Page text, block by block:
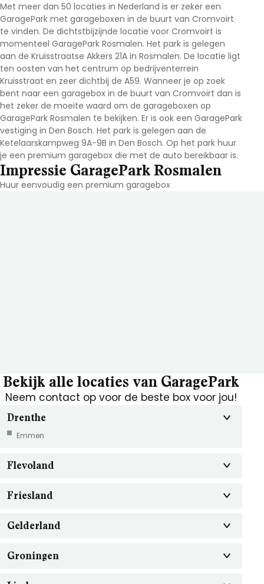
Met meer dan 50 locaties in Nederland is er zeker een
GaragePark met garageboxen in de buurt van Cromvoirt
te vinden. De dichtstbijzijnde locatie voor Cromvoirt is
momenteel GaragePark Rosmalen. Het park is gelegen
aan de Kruisstraatse Akkers 21A in Rosmalen. De locatie ligt
ten oosten van het centrum op bedrijventerrein
Kruisstraat en zeer dichtbij de A59. Wanneer je op zoek
bent naar een garagebox in de buurt van Cromvoirt dan is
het zeker de moeite waard om de garageboxen op
GaragePark Rosmalen te bekijken. Er is ook een GaragePark
vestiging in Den Bosch. Het park is gelegen aan de
Ketelaarskampweg 9A-9B in Den Bosch. Op het park huur
je een premium garagebox die met de auto bereikbaar is.
Impressie GaragePark Rosmalen
Huur eenvoudig een premium garagebox
Bekijk alle locaties van GaragePark
Neem contact op voor de beste box voor jou!
Drenthe
Emmen
Flevoland
Friesland
Gelderland
Groningen